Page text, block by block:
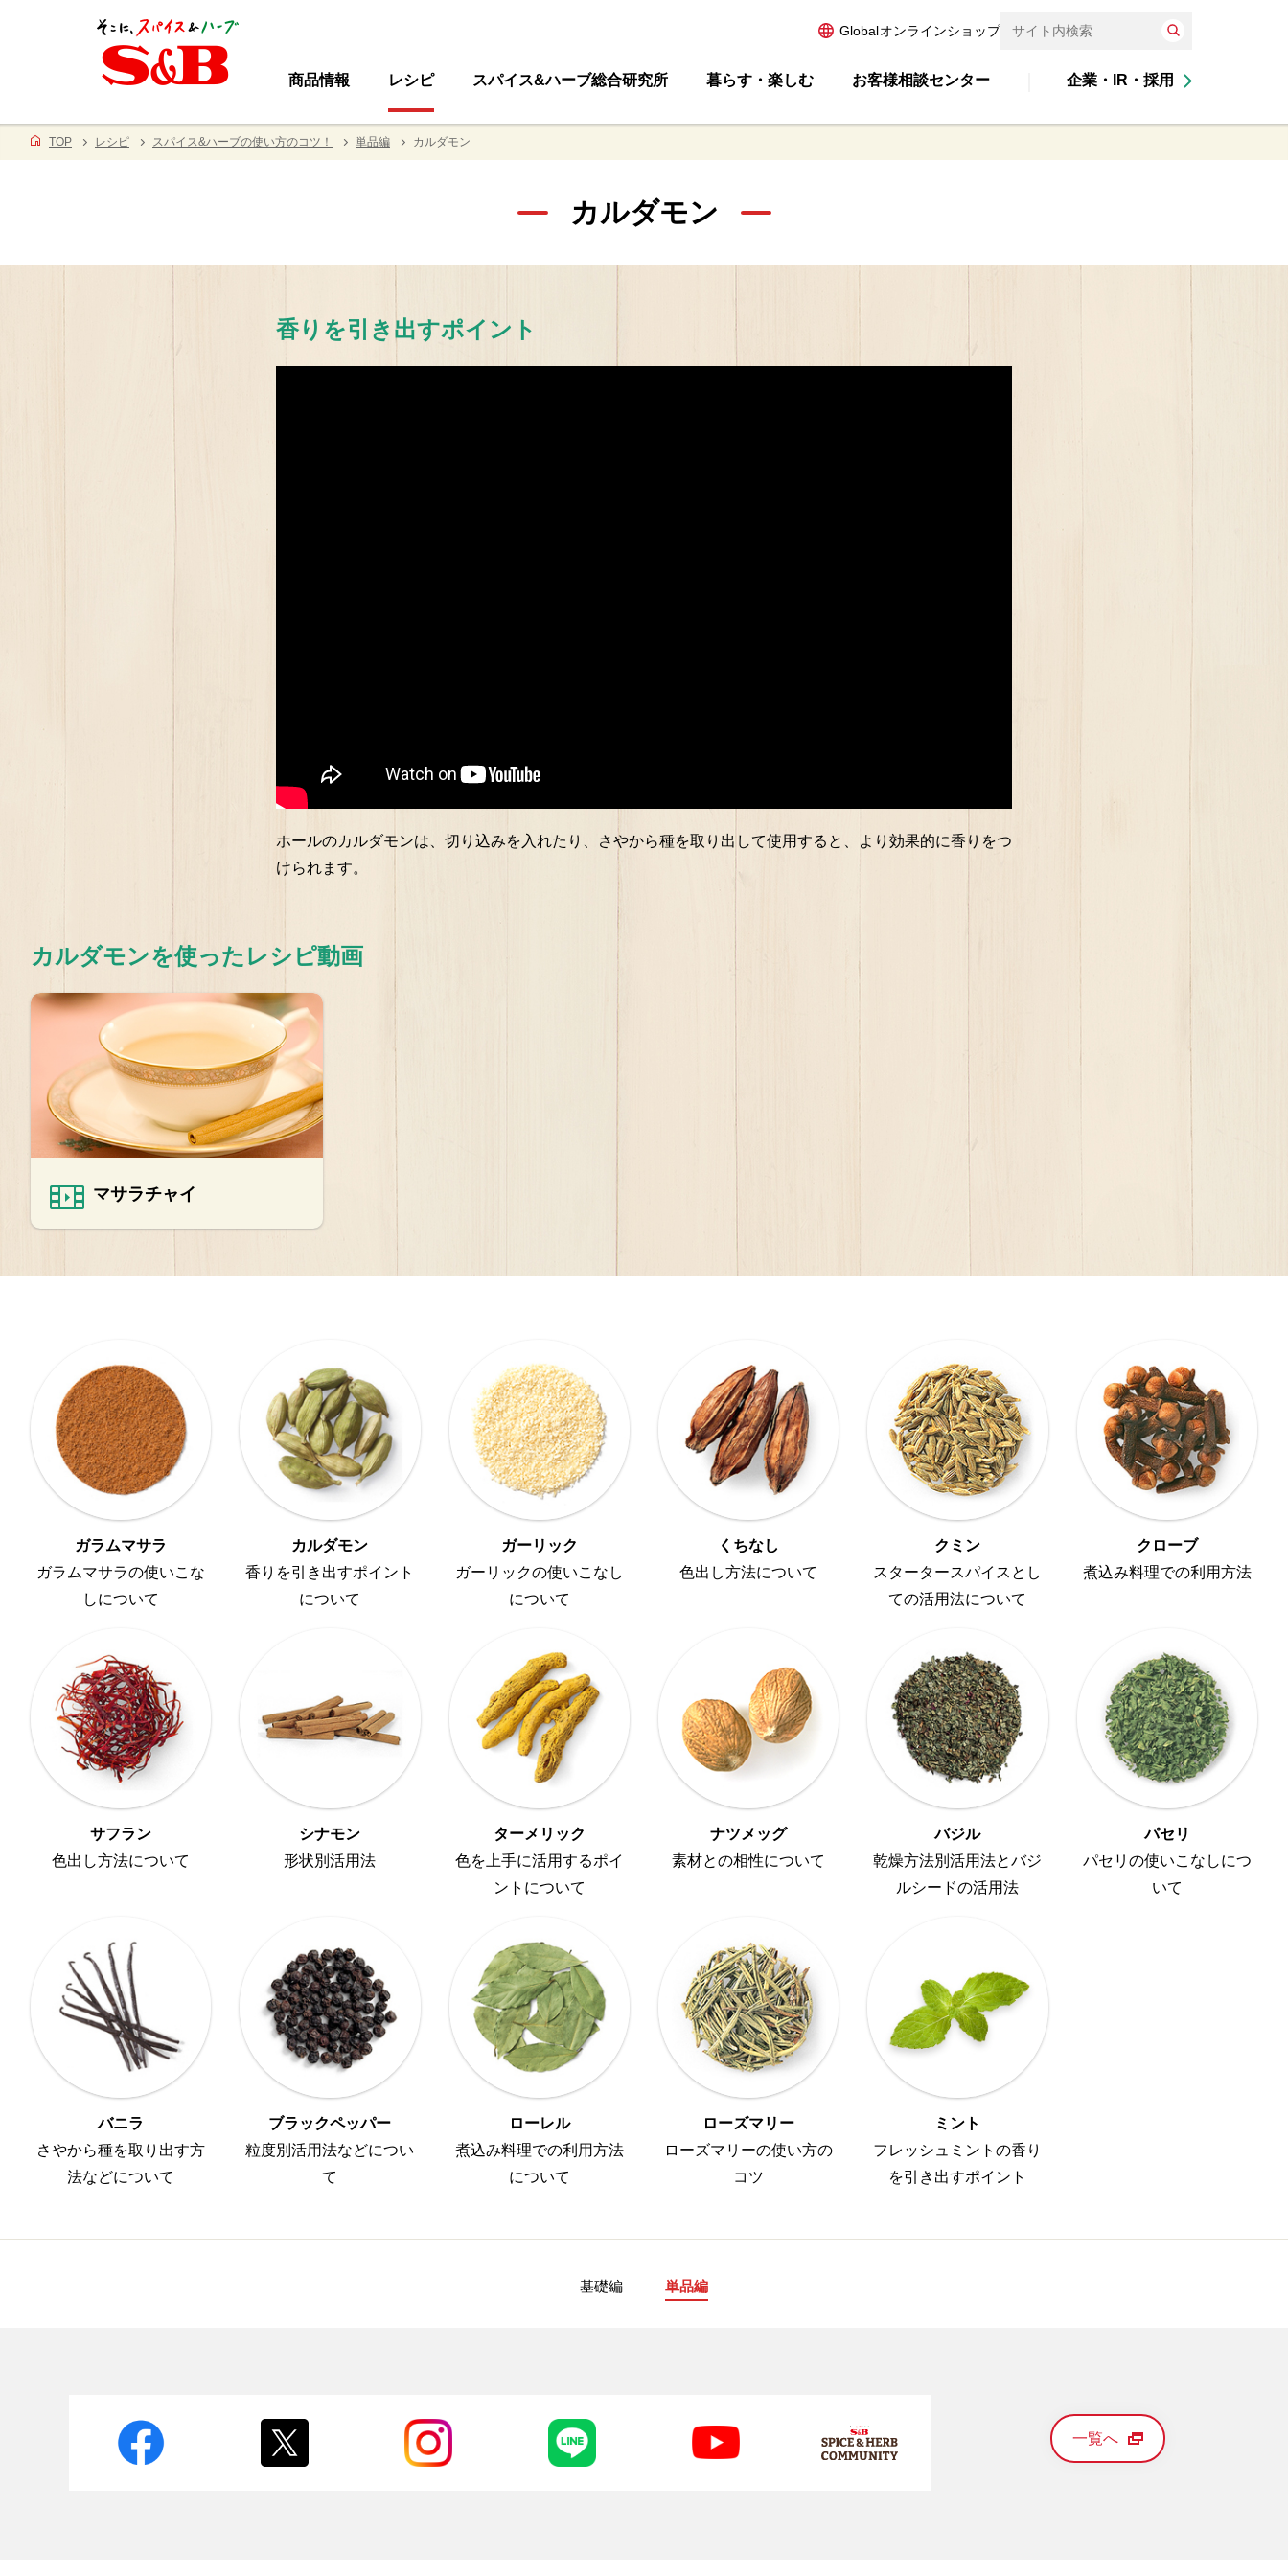
Globalオンラインショップ
商品情報 レシピ スパイス&ハーブ総合研究所 暮らす・楽しむ お客様相談センター 企業・IR・採用
TOP レシピ スパイス&ハーブの使い方のコツ！ 単品編 カルダモン
カルダモン
香りを引き出すポイント
ホールのカルダモンは、切り込みを入れたり、さやから種を取り出して使用すると、より効果的に香りをつ
けられます。
カルダモンを使ったレシピ動画
マサラチャイ
ガラムマサラ
ガラムマサラの使いこな
しについて
カルダモン
香りを引き出すポイント
について
ガーリック
ガーリックの使いこなし
について
くちなし
色出し方法について
クミン
スタータースパイスとし
ての活用法について
クローブ
煮込み料理での利用方法
サフラン
色出し方法について
シナモン
形状別活用法
ターメリック
色を上手に活用するポイ
ントについて
ナツメッグ
素材との相性について
バジル
乾燥方法別活用法とバジ
ルシードの活用法
パセリ
パセリの使いこなしにつ
いて
バニラ
さやから種を取り出す方
法などについて
ブラックペッパー
粒度別活用法などについ
て
ローレル
煮込み料理での利用方法
について
ローズマリー
ローズマリーの使い方の
コツ
ミント
フレッシュミントの香り
を引き出すポイント
基礎編 単品編
一覧へ